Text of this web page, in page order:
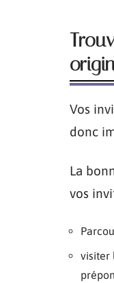
Vos
donc
La
vos
visiter